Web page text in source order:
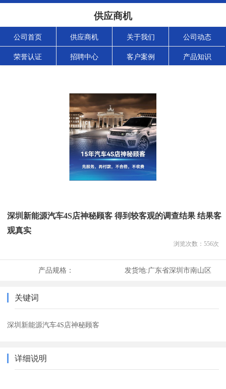
供应商机
公司首页 供应商机 关于我们 公司动态
荣誉认证 招聘中心 客户案例 产品知识
深圳新能源汽车4S店神秘顾客 得到较客观的调查结果 结果客
观真实
浏览次数： 556次
产品规格： 发货地:广东省深圳市南山区
关键词
深圳新能源汽车4S店神秘顾客
详细说明